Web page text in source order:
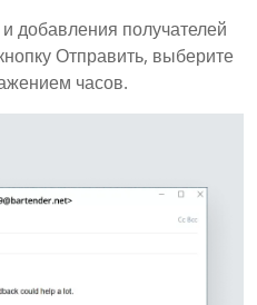
добавления получателей
Отправить, выберите
часов.